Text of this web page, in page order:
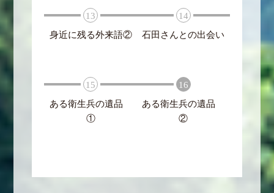
13
身近に残る外来語②
14
石田さんとの出会い
15
ある衛生兵の遺品
①
16
ある衛生兵の遺品
②